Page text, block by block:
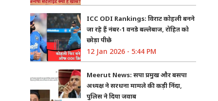
ICC ODI Rankings: विराट कोहली बनने
जा रहे हैं नंबर-1 वनडे बल्लेबाज, रोहित को
छोड़ा पीछे
12 Jan 2026 - 5:44 PM
Meerut News: सपा प्रमुख और बसपा
अध्यक्ष ने सरधना मामले की कड़ी निंदा,
पुलिस ने दिया जवाब